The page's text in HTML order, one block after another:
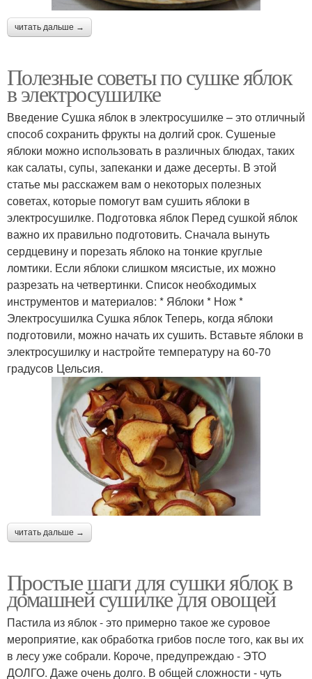
читать дальше →
Полезные советы по сушке яблок
в электросушилке
Введение Сушка яблок в электросушилке – это отличный
способ сохранить фрукты на долгий срок. Сушеные
яблоки можно использовать в различных блюдах, таких
как салаты, супы, запеканки и даже десерты. В этой
статье мы расскажем вам о некоторых полезных
советах, которые помогут вам сушить яблоки в
электросушилке. Подготовка яблок Перед сушкой яблок
важно их правильно подготовить. Сначала вынуть
сердцевину и порезать яблоко на тонкие круглые
ломтики. Если яблоки слишком мясистые, их можно
разрезать на четвертинки. Список необходимых
инструментов и материалов: * Яблоки * Нож *
Электросушилка Сушка яблок Теперь, когда яблоки
подготовили, можно начать их сушить. Вставьте яблоки в
электросушилку и настройте температуру на 60-70
градусов Цельсия.
читать дальше →
Простые шаги для сушки яблок в
домашней сушилке для овощей
Пастила из яблок - это примерно такое же суровое
мероприятие, как обработка грибов после того, как вы их
в лесу уже собрали. Короче, предупреждаю - ЭТО
ДОЛГО. Даже очень долго. В общей сложности - чуть